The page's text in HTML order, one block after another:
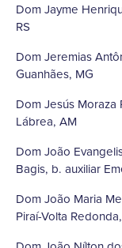
Dom Jayme
RS
Dom Jeremias
Guanhães, MG
Dom Jesús
Lábrea, AM
Dom João
Bagis, b. auxiliar
Dom João Maria
Piraí-Volta